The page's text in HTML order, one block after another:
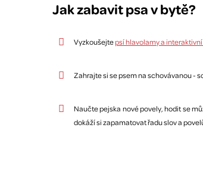
Jak zabavit psa v bytě?
Vyzkoušejtepsí hlavolamy a
Zahrajte si se psem na schovávanou -
Naučte pejska nové povely, hodit se
dokáží si zapamatovat řadu slov a